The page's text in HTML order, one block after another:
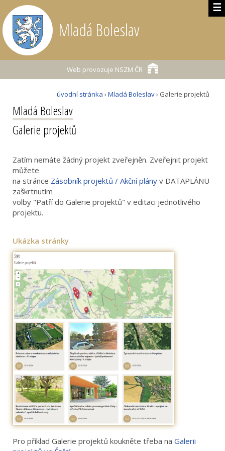
☰
Mladá Boleslav
Web provozuje NSZM ČR
úvodní stránka › Mladá Boleslav› Galerie projektů
Mladá Boleslav
Galerie projektů
Zatím nemáte žádný projekt zveřejněn. Zveřejnit projekt
můžete
na stránce Zásobník projektů / Akční plány v DATAPLÁNU
zaškrtnutím
volby "Patří do Galerie projektů" v editaci jednotlivého
projektu.
Ukázka stránky
Pro příklad Galerie projektů koukněte třeba na Galerii